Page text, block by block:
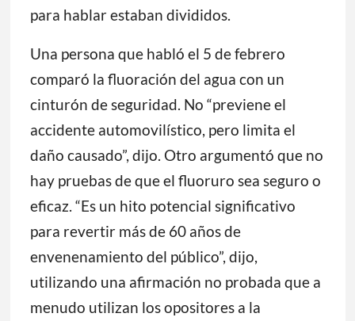
para hablar estaban divididos.
Una persona que habló el 5 de febrero
comparó la fluoración del agua con un
cinturón de seguridad. No “previene el
accidente automovilístico, pero limita el
daño causado”, dijo. Otro argumentó que no
hay pruebas de que el fluoruro sea seguro o
eficaz. “Es un hito potencial significativo
para revertir más de 60 años de
envenenamiento del público”, dijo,
utilizando una afirmación no probada que a
menudo utilizan los opositores a la